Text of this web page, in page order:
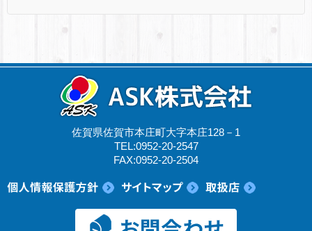
佐賀県佐賀市本庄町大字本庄128－1
TEL:0952-20-2547
FAX:0952-20-2504